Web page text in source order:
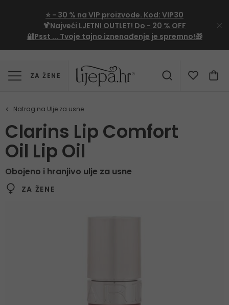
⭐ - 30 % na VIP proizvode. Kod: VIP30
🍹Najveći LJETNI OUTLET! Do - 20 % OFF
🔐Psst ... Tvoje tajno iznenađenje je spremno!🎁
ZA ŽENE
Clarins Lip Comfort
Oil Lip Oil
Obojeno i hranjivo ulje za usne
ZA ŽENE